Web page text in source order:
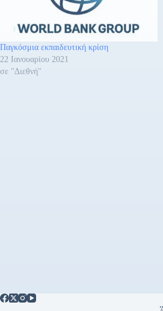
Παγκόσμια εκπαιδευτική κρίση
22 Ιανουαρίου 2021
σε "Διεθνή"